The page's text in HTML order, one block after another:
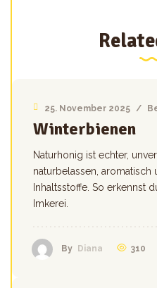
25. November 2025 /
Winterbienen
Naturhonig ist echter,
naturbelassen,
Inhaltsstoffe. So erkennst
Imkerei.
By Diana 310